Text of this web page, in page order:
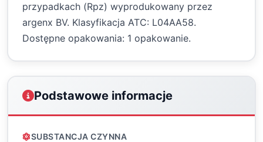
przypadkach (Rpz) wyprodukowany przez
argenx BV. Klasyfikacja ATC: L04AA58.
Dostępne opakowania: 1 opakowanie.
Podstawowe informacje
SUBSTANCJA CZYNNA